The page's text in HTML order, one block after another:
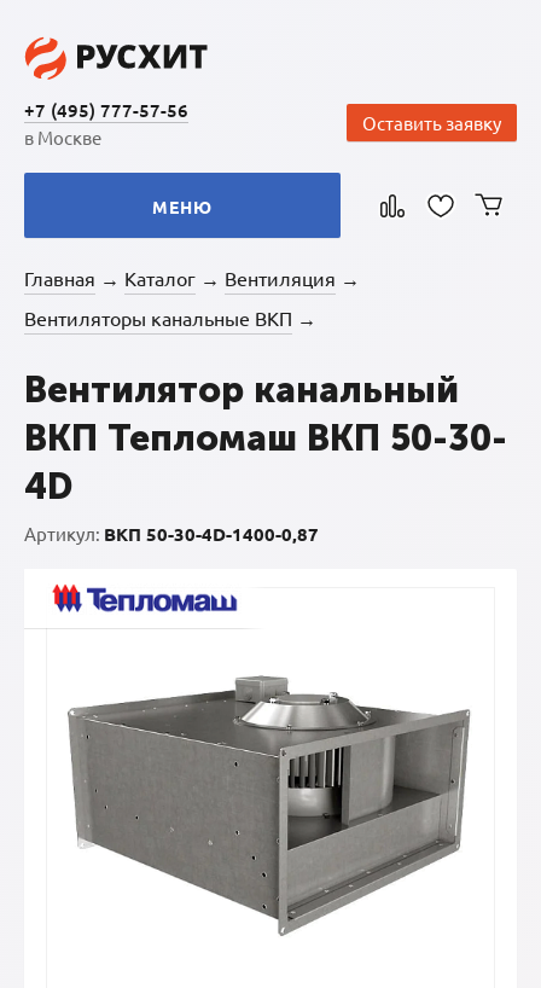
+7 (495) 777-57-56
в Москве
Оставить заявку
МЕНЮ
Главная → Каталог → Вентиляция →
Вентиляторы канальные ВКП →
Вентилятор канальный
ВКП Тепломаш ВКП 50-30-
4D
Артикул: ВКП 50-30-4D-1400-0,87